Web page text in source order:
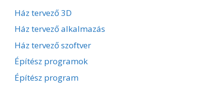
Ház tervező 3D
Ház tervező alkalmazás
Ház tervező szoftver
Építész programok
Építész program